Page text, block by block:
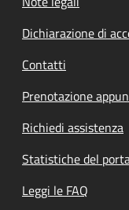
Dichiarazione di
Contatti
Prenotazione
Richiedi assistenza
Statistiche del
Leggi le FAQ